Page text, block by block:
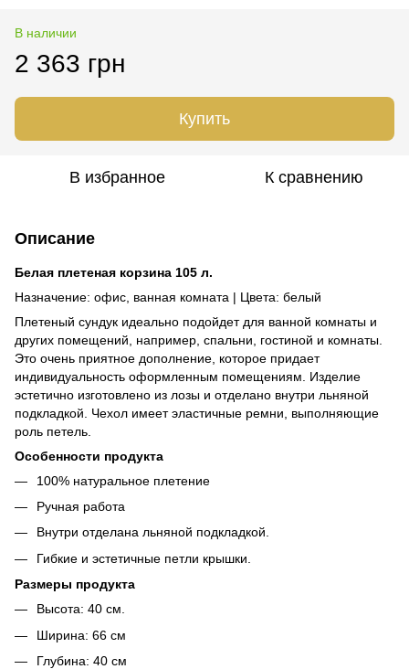
В наличии
2 363 грн
Купить
В избранное К сравнению
Описание
Белая плетеная корзина 105 л.
Назначение: офис, ванная комната | Цвета: белый
Плетеный сундук идеально подойдет для ванной комнаты и
других помещений, например, спальни, гостиной и комнаты.
Это очень приятное дополнение, которое придает
индивидуальность оформленным помещениям. Изделие
эстетично изготовлено из лозы и отделано внутри льняной
подкладкой. Чехол имеет эластичные ремни, выполняющие
роль петель.
Особенности продукта
100% натуральное плетение
Ручная работа
Внутри отделана льняной подкладкой.
Гибкие и эстетичные петли крышки.
Размеры продукта
Высота: 40 см.
Ширина: 66 см
Глубина: 40 см